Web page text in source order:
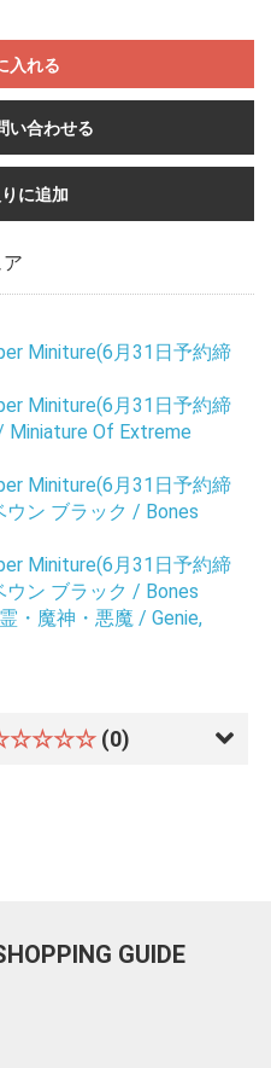
入れる
い合わせる
に追加
Miniture(6月31日予約締
Miniture(6月31日予約締
Miniature Of Extreme
Miniture(6月31日予約締
ン ブラック / Bones
Miniture(6月31日予約締
ン ブラック / Bones
・魔神・悪魔 / Genie,
(0)
GUIDE